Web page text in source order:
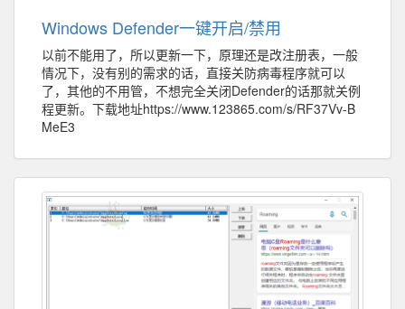
Windows Defender一键开启/禁用
以前不能用了，所以更新一下，原理还是改注册表，一般
情况下，没有别的需求的话，直接关防病毒程序就可以
了，其他的不用管，不想完全关闭Defender的话那就关例
程更新。下载地址https://www.123865.com/s/RF37Vv-B
MeE3